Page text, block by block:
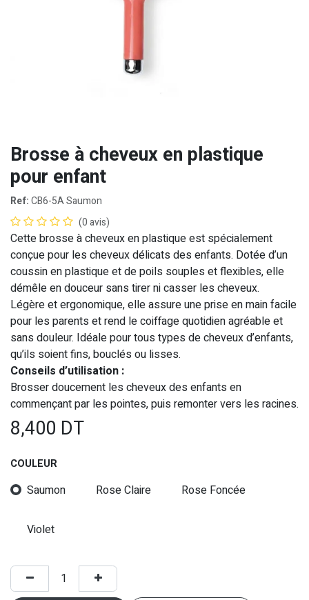
Brosse à cheveux en plastique
pour enfant
Ref:CB6-5A Saumon
(0 avis)
Cette brosse à cheveux en plastique est spécialement
conçue pour les cheveux délicats des enfants. Dotée d’un
coussin en plastique et de poils souples et flexibles, elle
démêle en douceur sans tirer ni casser les cheveux.
Légère et ergonomique, elle assure une prise en main facile
pour les parents et rend le coiffage quotidien agréable et
sans douleur. Idéale pour tous types de cheveux d’enfants,
qu’ils soient fins, bouclés ou lisses.
Conseils d’utilisation :
Brosser doucement les cheveux des enfants en
commençant par les pointes, puis remonter vers les racines.
8,400 DT
COULEUR
Saumon Rose Claire Rose Foncée
Violet